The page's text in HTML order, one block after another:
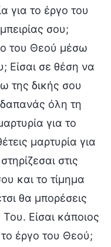
για το έργο του
σου;
του Θεού μέσω
Είσαι σε θέση να
της δικής σου
δαπανάς όλη τη
για το
μαρτυρία για
στις
και το τίμημα
θα μπορέσεις
Είσαι κάποιος
το έργο του Θεού;